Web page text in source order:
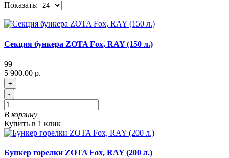
Показать:
Секция бункера ZOTA Fox, RAY (150 л.)
99
5 900.00 р.
+
-
В корзину
Купить в 1 клик
Бункер горелки ZOTA Fox, RAY (200 л.)